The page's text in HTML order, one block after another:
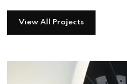
View All Projects